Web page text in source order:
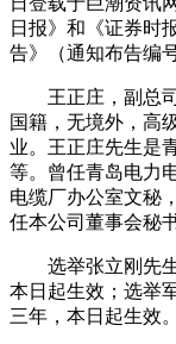
日报》和《证券时
告》（通知布告编
王正庄，副总司
国籍，无境外，高
业。王正庄先生是
等。曾任青岛电力
电缆厂办公室文秘
任本公司董事会秘
选举张立刚先生
本日起生效；选举
三年，本日起生效。